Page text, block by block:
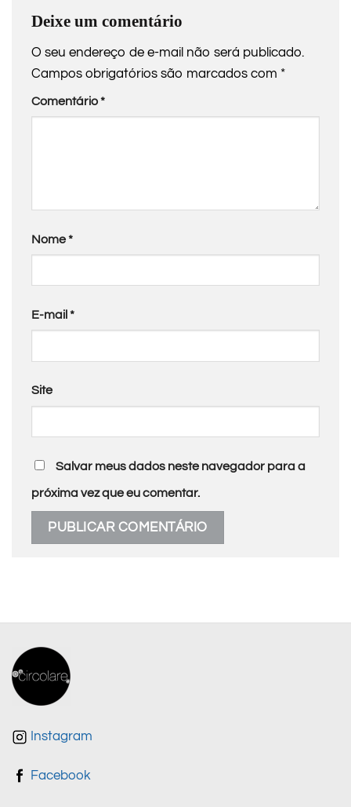
Deixe um comentário
O seu endereço de e-mail não será publicado.
Campos obrigatórios são marcados com *
Comentário*
Nome*
E-mail *
Site
Salvar meus dados neste navegador para a
próxima vez que eu comentar.
Instagram
Facebook